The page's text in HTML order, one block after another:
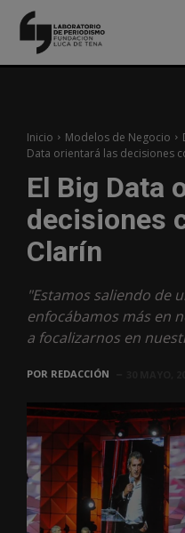
Inicio Modelos de Negocio
Data orientará las decisiones
El Big Data
decisiones
Clarín
"Estamos saliendo de
enfocábamos más en
a focalizarnos en
POR REDACCIÓN